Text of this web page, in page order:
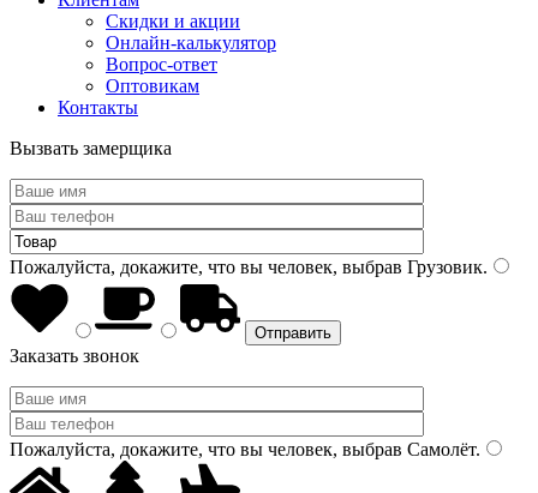
Скидки и акции
Онлайн-калькулятор
Вопрос-ответ
Оптовикам
Контакты
Вызвать замерщика
Пожалуйста, докажите, что вы человек, выбрав Грузовик.
Заказать звонок
Пожалуйста, докажите, что вы человек, выбрав Самолёт.